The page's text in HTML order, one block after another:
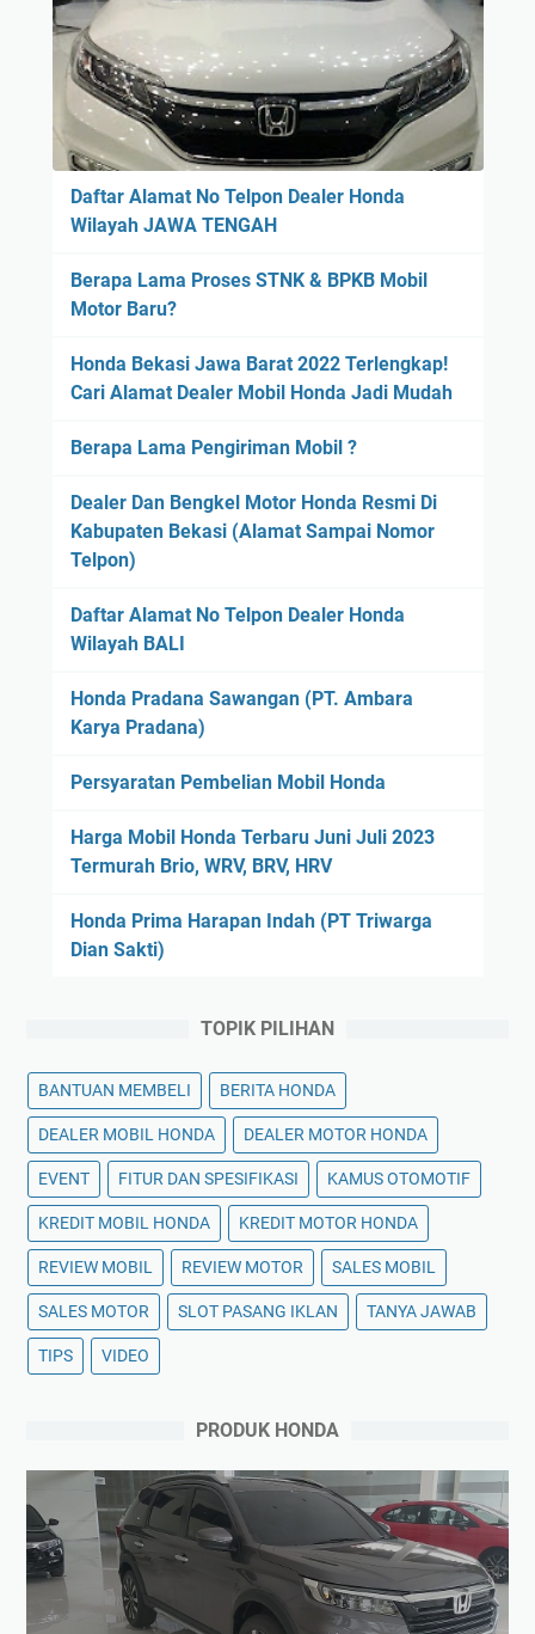
Daftar Alamat No Telpon Dealer Honda
Wilayah JAWA TENGAH
Berapa Lama Proses STNK & BPKB Mobil
Motor Baru?
Honda Bekasi Jawa Barat 2022 Terlengkap!
Cari Alamat Dealer Mobil Honda Jadi Mudah
Berapa Lama Pengiriman Mobil ?
Dealer Dan Bengkel Motor Honda Resmi Di
Kabupaten Bekasi (Alamat Sampai Nomor
Telpon)
Daftar Alamat No Telpon Dealer Honda
Wilayah BALI
Honda Pradana Sawangan (PT. Ambara
Karya Pradana)
Persyaratan Pembelian Mobil Honda
Harga Mobil Honda Terbaru Juni Juli 2023
Termurah Brio, WRV, BRV, HRV
Honda Prima Harapan Indah (PT Triwarga
Dian Sakti)
TOPIK PILIHAN
BANTUAN MEMBELI BERITA HONDA
DEALER MOBIL HONDA DEALER MOTOR HONDA
EVENT FITUR DAN SPESIFIKASI KAMUS OTOMOTIF
KREDIT MOBIL HONDA KREDIT MOTOR HONDA
REVIEW MOBIL REVIEW MOTOR SALES MOBIL
SALES MOTOR SLOT PASANG IKLAN TANYA JAWAB
TIPS VIDEO
PRODUK HONDA